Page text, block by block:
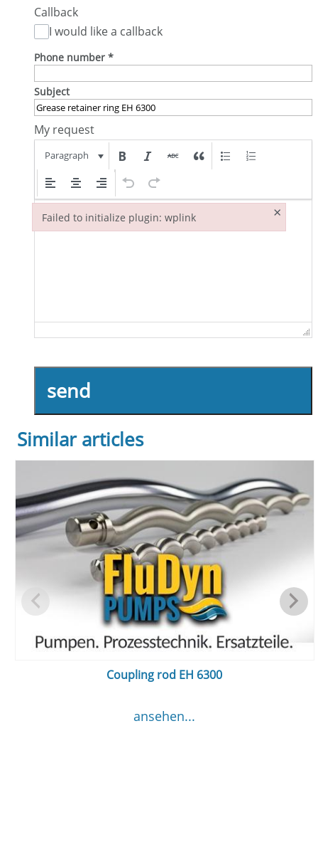
Callback
I would like a callback
Phone number *
Subject
My request
Paragraph
send
Similar articles
Coupling rod EH 6300
ansehen...
Failed to initialize plugin: wplink ×
Failed to initialize plugin: wplink